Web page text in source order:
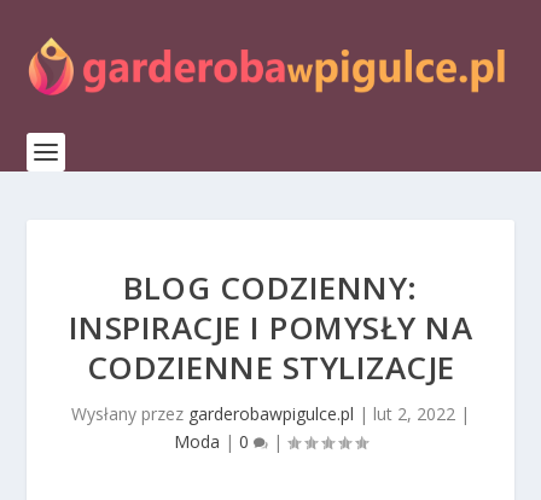
BLOG CODZIENNY:
INSPIRACJE I POMYSŁY NA
CODZIENNE STYLIZACJE
Wysłany przez garderobawpigulce.pl | lut 2, 2022 |
Moda | 0 |